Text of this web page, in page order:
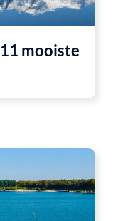
mooiste